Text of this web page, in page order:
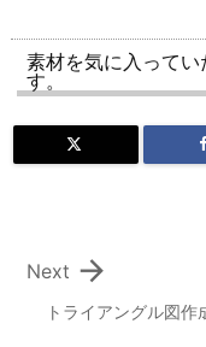
素材を気に入って
す。
トライアングル図

Next